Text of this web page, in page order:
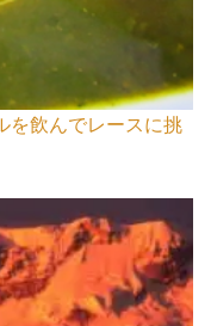
を飲んでレースに挑